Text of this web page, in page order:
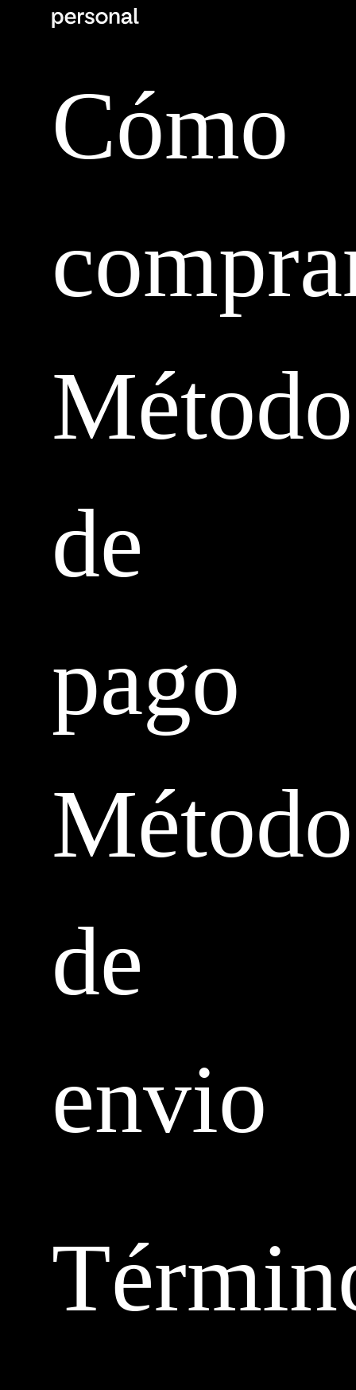
Cómo
de
pago
de
envio